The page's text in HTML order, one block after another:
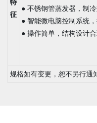
特
征
● 不锈钢管蒸发器，制冷
● 智能微电脑控制系统
● 操作简单，结构设计合
规格如有变更，恕不另行通